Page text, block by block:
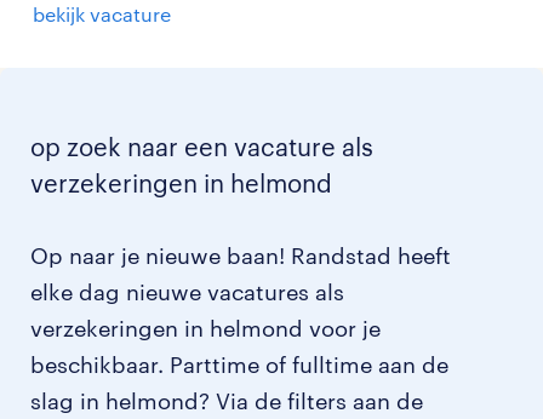
bekijk vacature
op zoek naar een vacature als
verzekeringen in helmond
Op naar je nieuwe baan! Randstad heeft
elke dag nieuwe vacatures als
verzekeringen in helmond voor je
beschikbaar. Parttime of fulltime aan de
slag in helmond? Via de filters aan de